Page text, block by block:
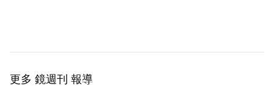
更多 鏡週刊 報導